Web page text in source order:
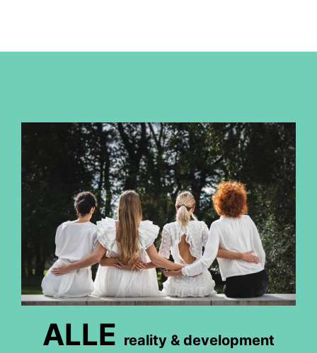
ALLE reality & development